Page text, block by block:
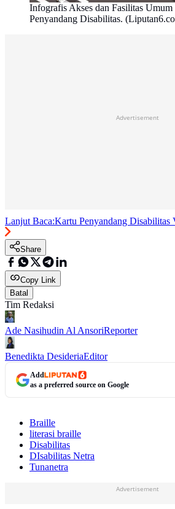
Infografis Akses dan Fasilitas Umum
Penyandang Disabilitas.
Advertisement
Lanjut Baca:Kartu Penyandang Disabilitas
Share
Copy Link
Batal
Tim Redaksi
Ade Nasihudin Al AnsoriReporter
Benedikta DesideriaEditor
Add
as a preferred source on Google
Braille
literasi braille
Disabilitas
DIsabilitas Netra
Tunanetra
Advertisement